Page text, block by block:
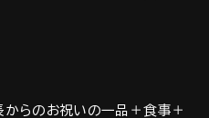
らのお祝いの一品＋食事＋